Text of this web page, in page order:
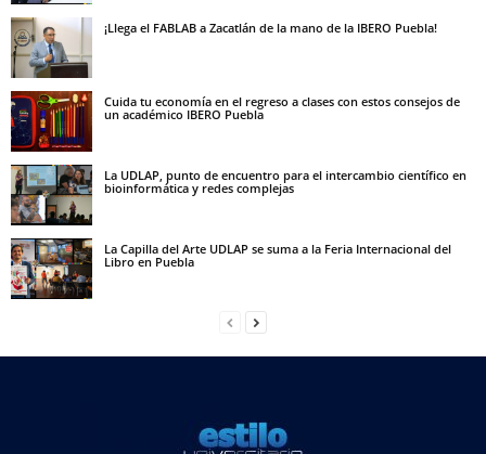
¡Llega el FABLAB a Zacatlán de la mano de la IBERO Puebla!
Cuida tu economía en el regreso a clases con estos consejos de
un académico IBERO Puebla
La UDLAP, punto de encuentro para el intercambio científico en
bioinformática y redes complejas
La Capilla del Arte UDLAP se suma a la Feria Internacional del
Libro en Puebla